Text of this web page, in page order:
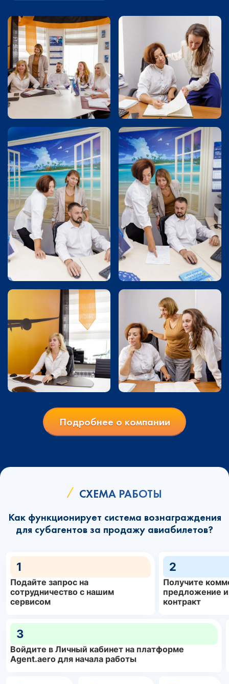
Подробнее о компании
СХЕМА РАБОТЫ
Как функционирует система вознаграждения
для субагентов за продажу авиабилетов?
1
Подайте запрос на
сотрудничество с нашим
сервисом
2
Получите
предложение
контракт
3
Войдите в Личный кабинет на платформе
Agent.aero для начала работы